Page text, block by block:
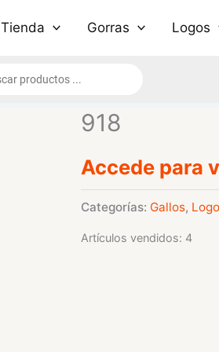
Tienda Gorras Logos
918
Accede para
Categorías: Gallos,
Artículos vendidos: 4